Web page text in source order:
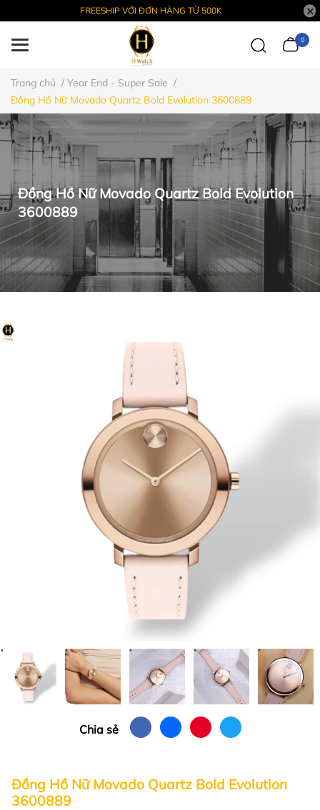
FREESHIP VỚI ĐƠN HÀNG TỪ 500K
0
Trang chủ / Year End - Super Sale /
Đồng Hồ Nữ Movado Quartz Bold Evolution 3600889
Đồng Hồ Nữ Movado Quartz Bold Evolution
3600889
Chia sẻ
Đồng Hồ Nữ Movado Quartz Bold Evolution
3600889